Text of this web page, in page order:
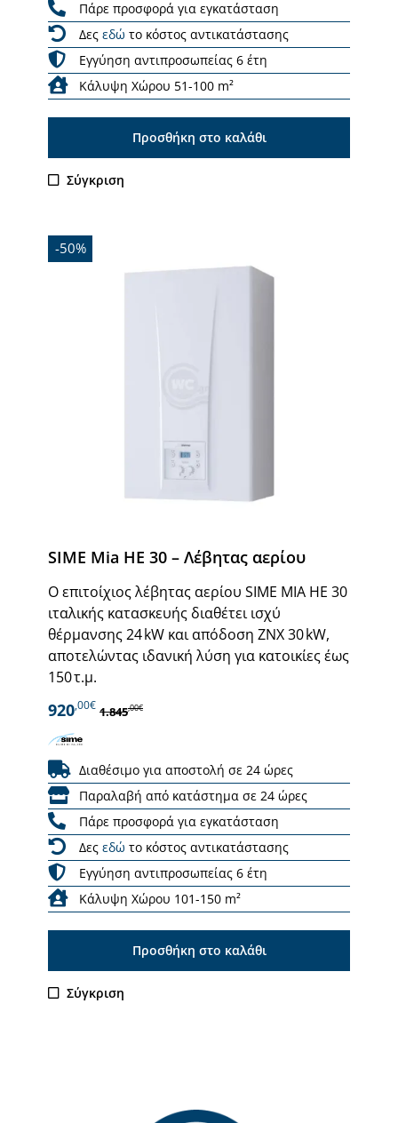
Πάρε προσφορά για εγκατάσταση
Δες εδώ το κόστος αντικατάστασης
Εγγύηση αντιπροσωπείας 6 έτη
Κάλυψη Χώρου 51-100 m²
Προσθήκη στο καλάθι
Σύγκριση
-50%
SIME Mia HE 30 – Λέβητας αερίου
Ο επιτοίχιος λέβητας αερίου SIME MIA HE 30
ιταλικής κατασκευής διαθέτει ισχύ
θέρμανσης 24 kW και απόδοση ΖΝΧ 30 kW,
αποτελώντας ιδανική λύση για κατοικίες έως
150 τ.μ.
920,00€ 1.845,00€
Διαθέσιμο για αποστολή σε 24 ώρες
Παραλαβή από κατάστημα σε 24 ώρες
Πάρε προσφορά για εγκατάσταση
Δες εδώ το κόστος αντικατάστασης
Εγγύηση αντιπροσωπείας 6 έτη
Κάλυψη Χώρου 101-150 m²
Προσθήκη στο καλάθι
Σύγκριση